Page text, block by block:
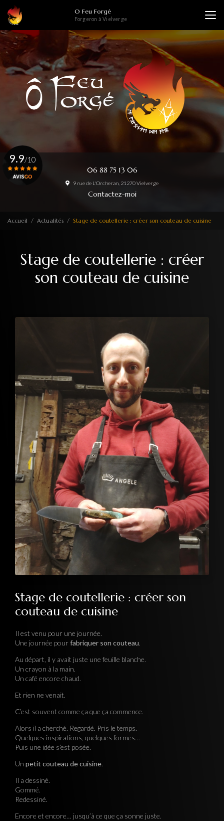
contenu
principal
O Feu Forgé
Forgeron à Vielverge
06 88 75 13 06
9 rue de L'Orcheran, 21270 Vielverge
Contactez-moi
9.9/10
Accueil Actualités Stage de coutellerie : créer son couteau de cuisine
Stage de coutellerie : créer
son couteau de cuisine
Stage de coutellerie : créer son
couteau de cuisine
Il est venu pour une journée.
Une journée pourfabriquer son couteau.
Au départ, il y avait juste une feuille blanche.
Un crayon à la main.
Un café encore chaud.
Et rien ne venait.
C’est souvent comme ça que ça commence.
Alors il a cherché. Regardé. Pris le temps.
Quelques inspirations, quelques formes…
Puis une idée s’est posée.
Un petit couteau de cuisine.
Il a dessiné.
Gommé.
Redessiné.
Encore et encore… jusqu’à ce que ça sonne juste.